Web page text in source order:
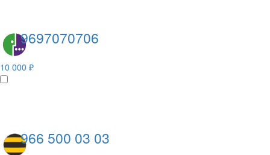
9697070706
10 000 ₽
966 500 03 03